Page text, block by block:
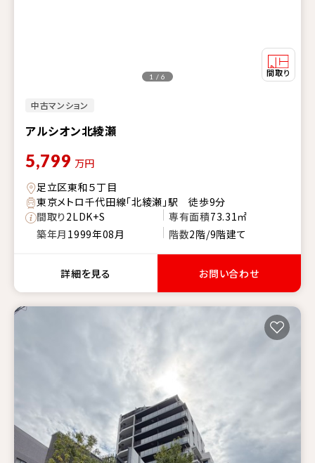
中古マンション
アルシオン北綾瀬
1 / 6
5,799 万円
足立区東和５丁目
東京メトロ千代田線「北綾瀬」駅 徒歩9分
間取り2LDK+S 専有面積73.31㎡
築年月 1999年08月 階数2階/9階建て
詳細を見る お問い合わせ